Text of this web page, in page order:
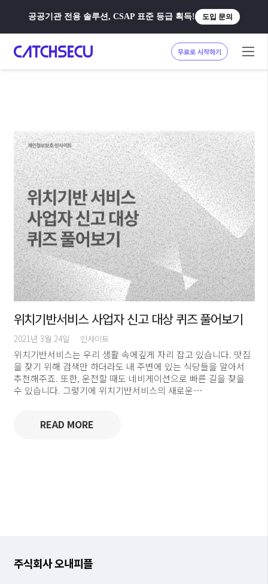
공공기관 전용 솔루션, CSAP 표준 등급 획득! 도입 문의
무료로 시작하기
위치기반서비스 사업자 신고 대상 퀴즈 풀어보기
2021년 3월 24일 인사이트
위치기반서비스는 우리 생활 속에깊게 자리 잡고 있습니다. 맛집
을 찾기 위해 검색만 하더라도 내 주변에 있는 식당들을 알아서
추천해주죠. 또한, 운전할 때도 네비게이션으로 빠른 길을 찾을
수 있습니다. 그렇기에 위치기반서비스의 새로운…
READ MORE
주식회사 오내피플